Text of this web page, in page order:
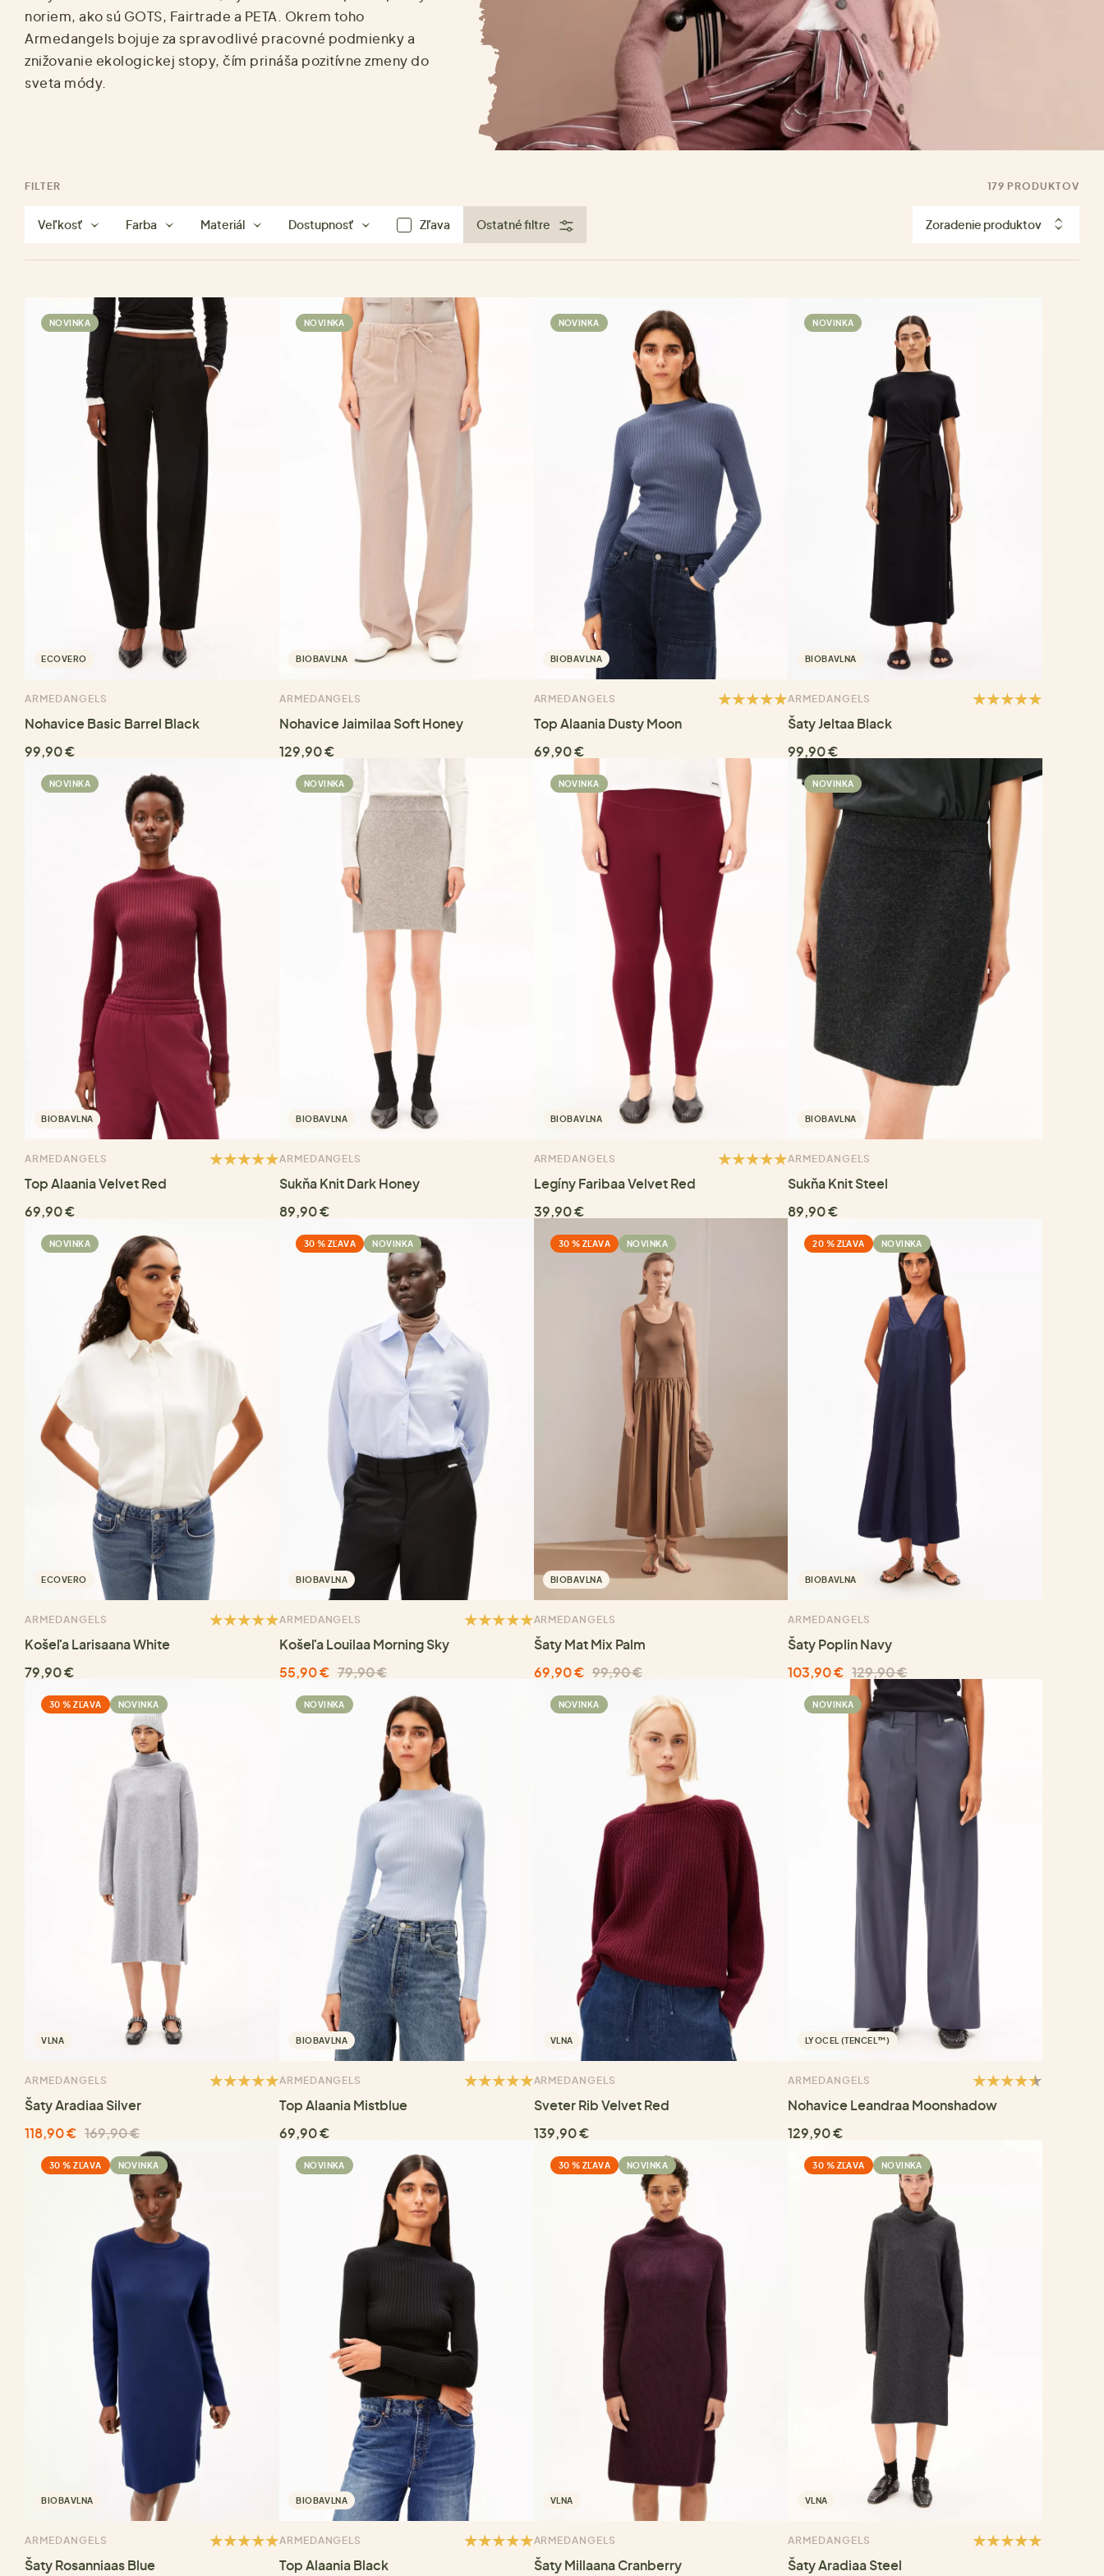
noriem, ako sú GOTS, Fairtrade a PETA. Okrem toho
Armedangels bojuje za spravodlivé pracovné podmienky a
znižovanie ekologickej stopy, čím prináša pozitívne zmeny do
sveta módy.
FILTER
Veľkosť Farba Materiál Dostupnosť Zľava Ostatné filtre
179 PRODUKTOV
Zoradenie produktov
NOVINKA
ECOVERO
ARMEDANGELS
Nohavice Basic Barrel Black
99,90 €
NOVINKA
BIOBAVLNA
ARMEDANGELS
Nohavice Jaimilaa Soft Honey
129,90 €
NOVINKA
BIOBAVLNA
ARMEDANGELS
Top Alaania Dusty Moon
69,90 €
NOVINKA
BIOBAVLNA
ARMEDANGELS
Šaty Jeltaa Black
99,90 €
NOVINKA
BIOBAVLNA
ARMEDANGELS
Top Alaania Velvet Red
69,90 €
NOVINKA
BIOBAVLNA
ARMEDANGELS
Sukňa Knit Dark Honey
89,90 €
NOVINKA
BIOBAVLNA
ARMEDANGELS
Legíny Faribaa Velvet Red
39,90 €
NOVINKA
BIOBAVLNA
ARMEDANGELS
Sukňa Knit Steel
89,90 €
NOVINKA
ECOVERO
ARMEDANGELS
Košeľa Larisaana White
79,90 €
30 % ZĽAVA NOVINKA
BIOBAVLNA
ARMEDANGELS
Košeľa Louilaa Morning Sky
55,90 € 79,90 €
30 % ZĽAVA NOVINKA
BIOBAVLNA
ARMEDANGELS
Šaty Mat Mix Palm
69,90 € 99,90 €
20 % ZĽAVA NOVINKA
BIOBAVLNA
ARMEDANGELS
Šaty Poplin Navy
103,90 € 129,90 €
30 % ZĽAVA NOVINKA
VLNA
ARMEDANGELS
Šaty Aradiaa Silver
118,90 € 169,90 €
NOVINKA
BIOBAVLNA
ARMEDANGELS
Top Alaania Mistblue
69,90 €
NOVINKA
VLNA
ARMEDANGELS
Sveter Rib Velvet Red
139,90 €
NOVINKA
LYOCEL (TENCEL™)
ARMEDANGELS
Nohavice Leandraa Moonshadow
129,90 €
30 % ZĽAVA NOVINKA
BIOBAVLNA
ARMEDANGELS
Šaty Rosanniaas Blue
NOVINKA
BIOBAVLNA
ARMEDANGELS
Top Alaania Black
30 % ZĽAVA NOVINKA
VLNA
ARMEDANGELS
Šaty Millaana Cranberry
30 % ZĽAVA NOVINKA
VLNA
ARMEDANGELS
Šaty Aradiaa Steel